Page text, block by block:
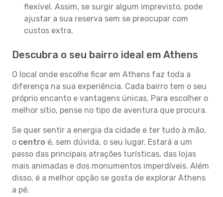
flexível. Assim, se surgir algum imprevisto, pode
ajustar a sua reserva sem se preocupar com
custos extra.
Descubra o seu bairro ideal em Athens
O local onde escolhe ficar em Athens faz toda a
diferença na sua experiência. Cada bairro tem o seu
próprio encanto e vantagens únicas. Para escolher o
melhor sítio, pense no tipo de aventura que procura.
Se quer sentir a energia da cidade e ter tudo à mão,
o centro é, sem dúvida, o seu lugar. Estará a um
passo das principais atrações turísticas, das lojas
mais animadas e dos monumentos imperdíveis. Além
disso, é a melhor opção se gosta de explorar Athens
a pé.